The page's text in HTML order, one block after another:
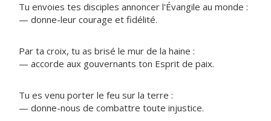
Tu envoies tes disciples annoncer l'Évangile au monde :
— donne-leur courage et fidélité.
Par ta croix, tu as brisé le mur de la haine :
— accorde aux gouvernants ton Esprit de paix.
Tu es venu porter le feu sur la terre :
— donne-nous de combattre toute injustice.